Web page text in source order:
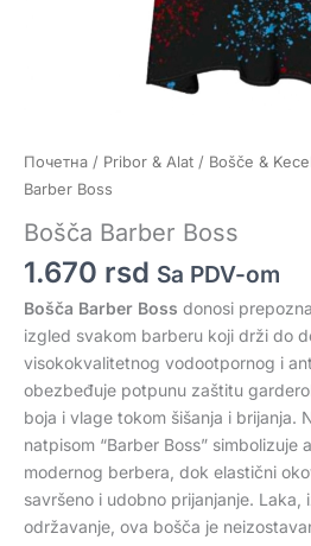
Почетна / Pribor & Alat / Bošče &
Barber Boss
Bošča Barber Boss
1.670 rsd Sa PDV-om
Bošča Barber Boss donosi
izgled svakom barberu koji drži do
visokokvalitetnog vodootpornog i
obezbeđuje potpunu zaštitu
boja i vlage tokom šišanja i brijanja.
natpisom “Barber Boss” simbolizuje
modernog berbera, dok elastični
savršeno i udobno prijanjanje.
održavanje, ova bošča je